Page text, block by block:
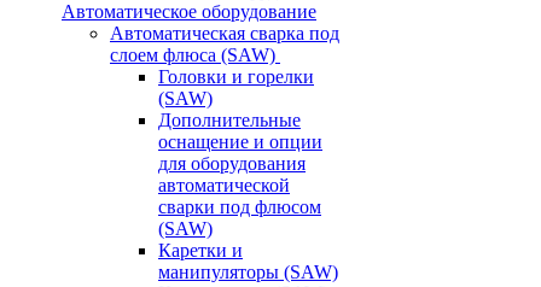
Автоматическое оборудование
Автоматическая сварка под
слоем флюса (SAW)
Головки и горелки
(SAW)
Дополнительные
оснащение и опции
для оборудования
автоматической
сварки под флюсом
(SAW)
Каретки и
манипуляторы (SAW)